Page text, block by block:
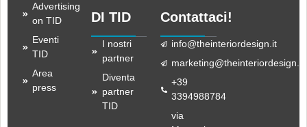
Advertising
on TID
Eventi
TID
Area
press
DI TID
I nostri
partner
Diventa
partner
TID
Contattaci!
info@theinteriordesign.it
marketing@theinteriordesign.it
+39
3394988784
via